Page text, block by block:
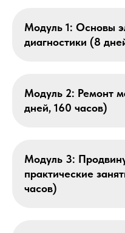
Модуль 1: Основы
диагностики (8
Модуль 2: Ремонт
дней, 160 часов)
Модуль 3:
практические
часов)